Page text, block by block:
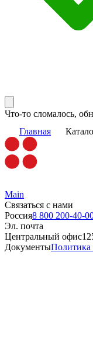
Что-то сломалось,
Главная
Main
Связаться с нами
Россия8 800 200-40-
Эл. почта
Центральный офис
ДокументыПолитика